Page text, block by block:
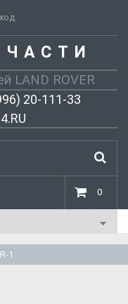
LAND ROVER
20-111-33
0
1